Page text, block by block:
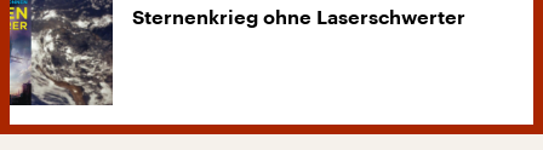
Sternenkrieg ohne Laserschwerter